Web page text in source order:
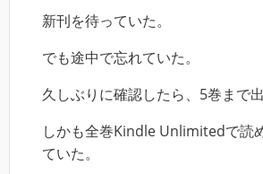
新刊を待っていた。
でも途中で忘れていた。
久しぶりに確認したら、5巻まで出
しかも全巻Kindle Unlimitedで読
ていた。